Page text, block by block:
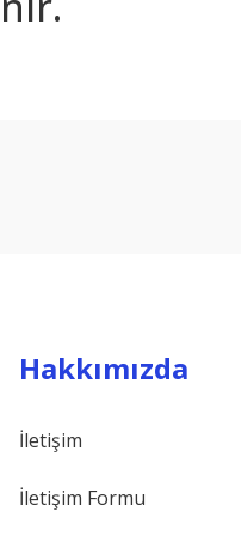
Hakkımızda
İletişim
İletişim Formu